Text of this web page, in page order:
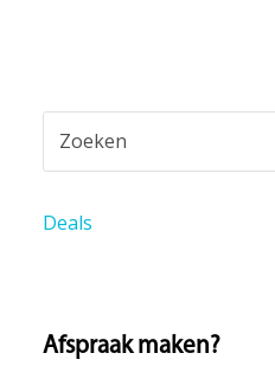
Deals
Afspraak maken?